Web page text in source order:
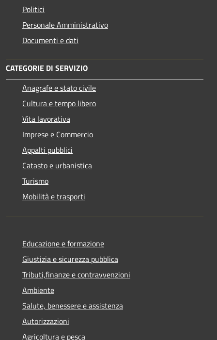
Politici
Personale Amministrativo
Documenti e dati
CATEGORIE DI SERVIZIO
Anagrafe e stato civile
Cultura e tempo libero
Vita lavorativa
Imprese e Commercio
Appalti pubblici
Catasto e urbanistica
Turismo
Mobilità e trasporti
Educazione e formazione
Giustizia e sicurezza pubblica
Tributi,finanze e contravvenzioni
Ambiente
Salute, benessere e assistenza
Autorizzazioni
Agricoltura e pesca